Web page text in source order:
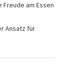
Freude am Essen
Ansatz für